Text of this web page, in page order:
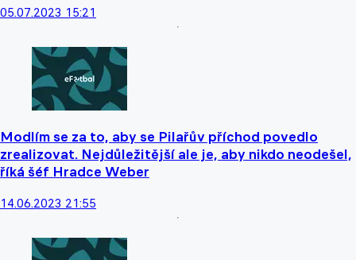
05.07.2023 15:21
Modlím se za to, aby se Pilařův příchod povedlo
zrealizovat. Nejdůležitější ale je, aby nikdo neodešel,
říká šéf Hradce Weber
14.06.2023 21:55